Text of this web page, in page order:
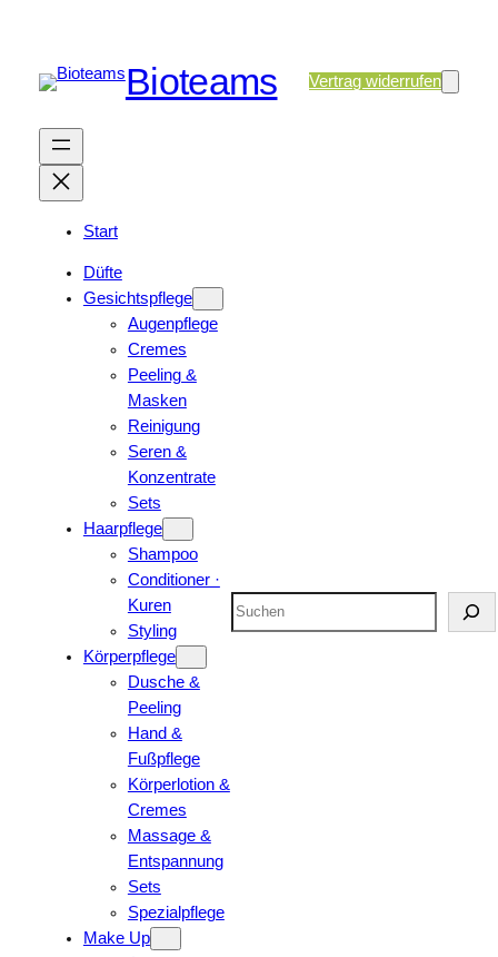
Bioteams Vertrag widerrufen
Start
Düfte
Gesichtspflege
Augenpflege
Cremes
Peeling &
Masken
Reinigung
Seren &
Konzentrate
Sets
Haarpflege
Shampoo
Conditioner ·
Kuren
Styling
Körperpflege
Dusche &
Peeling
Hand &
Fußpflege
Körperlotion &
Cremes
Massage &
Entspannung
Sets
Spezialpflege
Make Up
Suchen